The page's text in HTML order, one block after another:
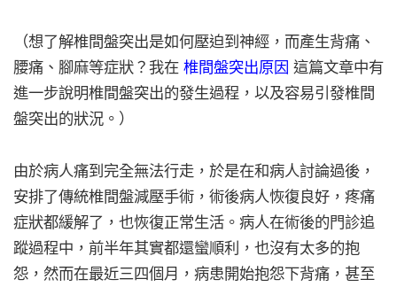
（想了解椎間盤突出是如何壓迫到神經，而產生背痛、
腰痛、腳麻等症狀？我在 椎間盤突出原因 這篇文章中有
進一步說明椎間盤突出的發生過程，以及容易引發椎間
盤突出的狀況。）
由於病人痛到完全無法行走，於是在和病人討論過後，
安排了傳統椎間盤減壓手術，術後病人恢復良好，疼痛
症狀都緩解了，也恢復正常生活。病人在術後的門診追
蹤過程中，前半年其實都還蠻順利，也沒有太多的抱
怨，然而在最近三四個月，病患開始抱怨下背痛，甚至